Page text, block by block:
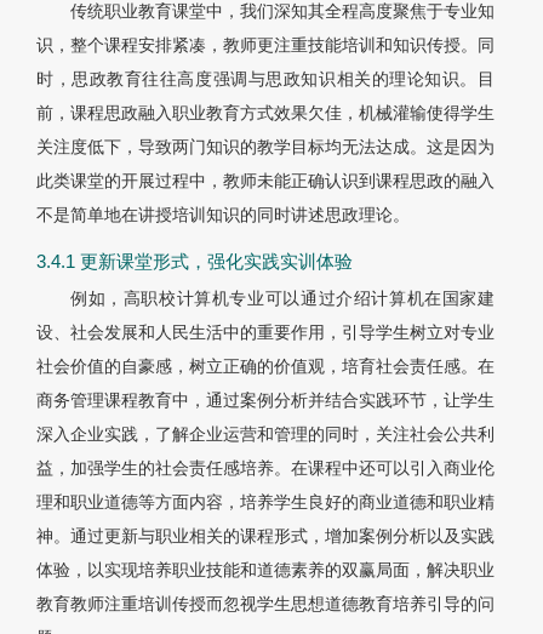
传统职业教育课堂中，我们深知其全程高度聚焦于专业知
识，整个课程安排紧凑，教师更注重技能培训和知识传授。同
时，思政教育往往高度强调与思政知识相关的理论知识。目
前，课程思政融入职业教育方式效果欠佳，机械灌输使得学生
关注度低下，导致两门知识的教学目标均无法达成。这是因为
此类课堂的开展过程中，教师未能正确认识到课程思政的融入
不是简单地在讲授培训知识的同时讲述思政理论。
3.4.1 更新课堂形式，强化实践实训体验
例如，高职校计算机专业可以通过介绍计算机在国家建
设、社会发展和人民生活中的重要作用，引导学生树立对专业
社会价值的自豪感，树立正确的价值观，培育社会责任感。在
商务管理课程教育中，通过案例分析并结合实践环节，让学生
深入企业实践，了解企业运营和管理的同时，关注社会公共利
益，加强学生的社会责任感培养。在课程中还可以引入商业伦
理和职业道德等方面内容，培养学生良好的商业道德和职业精
神。通过更新与职业相关的课程形式，增加案例分析以及实践
体验，以实现培养职业技能和道德素养的双赢局面，解决职业
教育教师注重培训传授而忽视学生思想道德教育培养引导的问